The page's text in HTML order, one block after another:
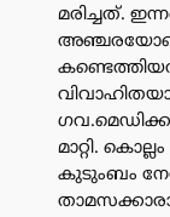
മരിച്ചത്.
മാറ്റി.
കുടുംബം